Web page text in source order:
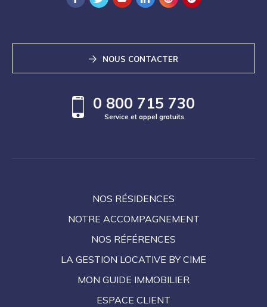
NOUS CONTACTER
0 800 715 730
Service et appel gratuits
NOS RÉSIDENCES
NOTRE ACCOMPAGNEMENT
NOS RÉFÉRENCES
LA GESTION LOCATIVE BY CIME
MON GUIDE IMMOBILIER
ESPACE CLIENT